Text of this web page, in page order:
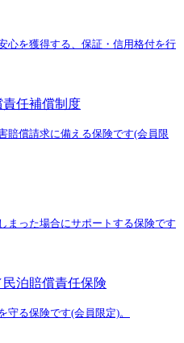
心を獲得する、保証・信用格付を行
任補償制度
賠償請求に備える保険です(会員限
まった場合にサポートする保険です
泊賠償責任保険
る保険です(会員限定)。